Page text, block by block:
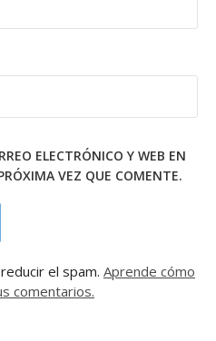
ELECTRÓNICO Y WEB EN
VEZ QUE COMENTE.
el spam. Aprende cómo
comentarios.